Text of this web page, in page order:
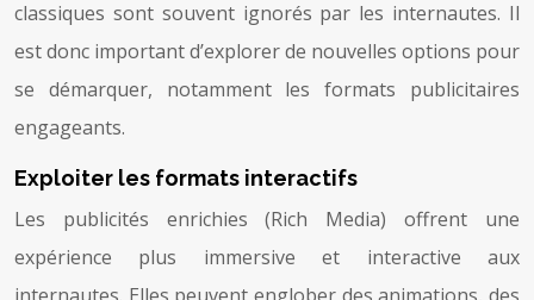
classiques sont souvent ignorés par les internautes. Il
est donc important d’explorer de nouvelles options pour
se démarquer, notamment les formats publicitaires
engageants.
Exploiter les formats interactifs
Les publicités enrichies (Rich Media) offrent une
expérience plus immersive et interactive aux
internautes. Elles peuvent englober des animations, des